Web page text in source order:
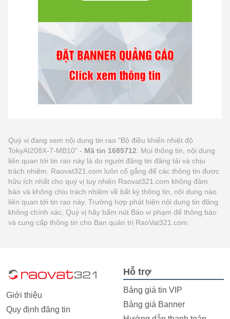
Quý vị đang xem nội dung tin rao "Bộ điều khiển nhiệt độ
TokyAI208X-7-MB10" - Mã tin 1685712 . Mọi thông tin, nội dung
liên quan tới tin rao này là do người đăng tin đăng tải và chịu
trách nhiệm. Raovat321.com luôn cố gắng để các thông tin được
hữu ích nhất cho quý vị tuy nhiên Raovat321.com không đảm
bảo và không chịu trách nhiệm về bất kỳ thông tin, nội dung nào
liên quan tới tin rao này. Trường hợp phát hiện nội dung tin đăng
không chính xác, Quý vị hãy bấm nút Báo vi phạm để thông báo
và cung cấp thông tin cho Ban quản trị RaoVat321.com.
Giới thiệu
Quy định đăng tin
Hỗ trợ
Bảng giá tin VIP
Bảng giá Banner